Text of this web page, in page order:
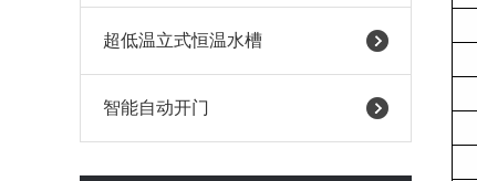
超低温立式恒温水槽
智能自动开门